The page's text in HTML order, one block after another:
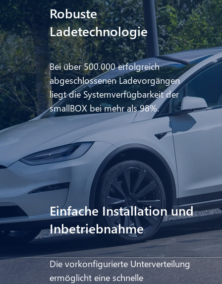
Robuste
Ladetechnologie
Bei über 500.000 erfolgreich
abgeschlossenen Ladevorgängen
liegt die Systemverfügbarkeit der
smallBOX bei mehr als 98%.
Einfache Installation und
Inbetriebnahme
Die vorkonfigurierte Unterverteilung
ermöglicht eine schnelle